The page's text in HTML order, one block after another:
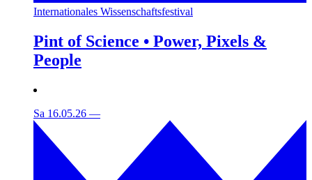
Internationales Wissenschaftsfestival
Pint of Science • Power, Pixels &
People
Sa 16.05.26 —